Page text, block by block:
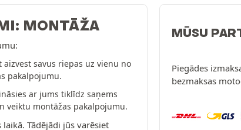
MONTĀŽA
aizvest savus riepas uz vienu no
pakalpojumu.
ar jums tiklīdz saņems
veiktu montāžas pakalpojumu.
Tādējādi jūs varēsiet
MŪSU
Piegādes
bezmaksas